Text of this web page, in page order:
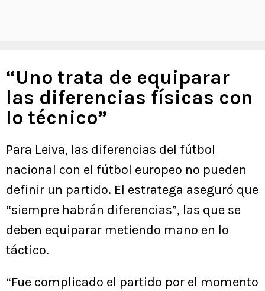
“Uno trata de equiparar
las diferencias físicas con
lo técnico”
Para Leiva, las diferencias del fútbol
nacional con el fútbol europeo no pueden
definir un partido. El estratega aseguró que
“siempre habrán diferencias”, las que se
deben equiparar metiendo mano en lo
táctico.
“Fue complicado el partido por el momento